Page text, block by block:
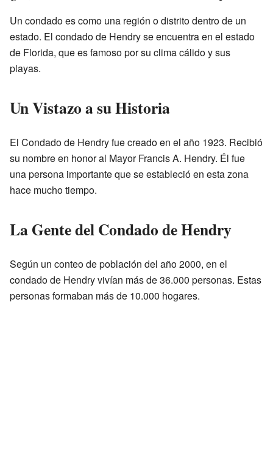
Un condado es como una región o distrito dentro de un
estado. El condado de Hendry se encuentra en el estado
de Florida, que es famoso por su clima cálido y sus
playas.
Un Vistazo a su Historia
El Condado de Hendry fue creado en el año 1923. Recibió
su nombre en honor al Mayor Francis A. Hendry. Él fue
una persona importante que se estableció en esta zona
hace mucho tiempo.
La Gente del Condado de Hendry
Según un conteo de población del año 2000, en el
condado de Hendry vivían más de 36.000 personas. Estas
personas formaban más de 10.000 hogares.